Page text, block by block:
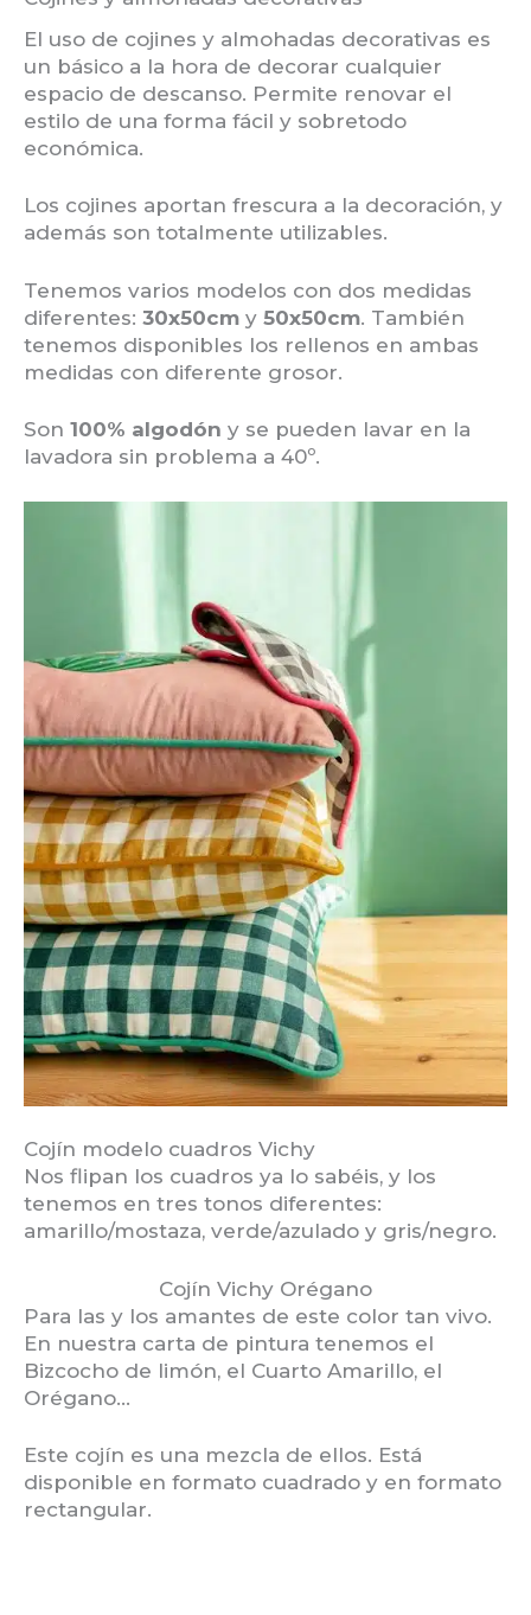
El uso de cojines y almohadas decorativas es
un básico a la hora de decorar cualquier
espacio de descanso. Permite renovar el
estilo de una forma fácil y sobretodo
económica.
Los cojines aportan frescura a la decoración, y
además son totalmente utilizables.
Tenemos varios modelos con dos medidas
diferentes: 30x50cm y 50x50cm. También
tenemos disponibles los rellenos en ambas
medidas con diferente grosor.
Son 100% algodón y se pueden lavar en la
lavadora sin problema a 40º.
Cojín modelo cuadros Vichy
Nos flipan los cuadros ya lo sabéis, y los
tenemos en tres tonos diferentes:
amarillo/mostaza, verde/azulado y gris/negro.
Cojín Vichy Orégano
Para las y los amantes de este color tan vivo.
En nuestra carta de pintura tenemos el
Bizcocho de limón, el Cuarto Amarillo, el
Orégano…
Este cojín es una mezcla de ellos. Está
disponible en formato cuadrado y en formato
rectangular.